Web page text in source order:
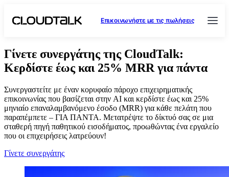
Επικοινωνήστε με τις πωλήσεις
Γίνετε συνεργάτης της CloudTalk:
Κερδίστε έως και 25% MRR για πάντα
Συνεργαστείτε με έναν κορυφαίο πάροχο επιχειρηματικής
επικοινωνίας που βασίζεται στην AI και κερδίστε έως και 25%
μηνιαίο επαναλαμβανόμενο έσοδο (MRR) για κάθε πελάτη που
παραπέμπετε – ΓΙΑ ΠΑΝΤΑ. Μετατρέψτε το δίκτυό σας σε μια
σταθερή πηγή παθητικού εισοδήματος, προωθώντας ένα εργαλείο
που οι επιχειρήσεις λατρεύουν!
Γίνετε συνεργάτης